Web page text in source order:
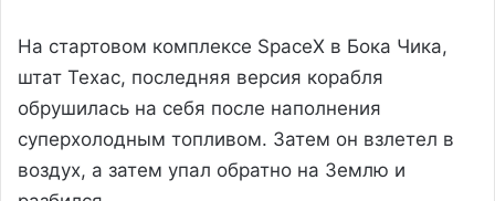
На стартовом комплексе SpaceX в Бока Чика,
штат Техас, последняя версия корабля
обрушилась на себя после наполнения
суперхолодным топливом. Затем он взлетел в
воздух, а затем упал обратно на Землю и